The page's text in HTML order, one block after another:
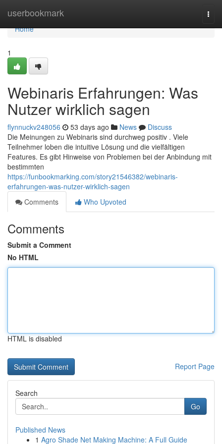
userbookmark
Home
Home
1
Webinaris Erfahrungen: Was
Nutzer wirklich sagen
flynnuckv248056 53 days ago News
Discuss
Die Meinungen zu Webinaris sind durchweg positiv . Viele
Teilnehmer loben die intuitive Lösung und die vielfältigen
Features. Es gibt Hinweise von Problemen bei der Anbindung mit
bestimmten
https://funbookmarking.com/story21546382/webinaris-
erfahrungen-was-nutzer-wirklich-sagen
Comments
Who Upvoted
Comments
Submit a Comment
No HTML
HTML is disabled
Report Page
Search
Go
Published News
1 Agro Shade Net Making Machine: A Full Guide